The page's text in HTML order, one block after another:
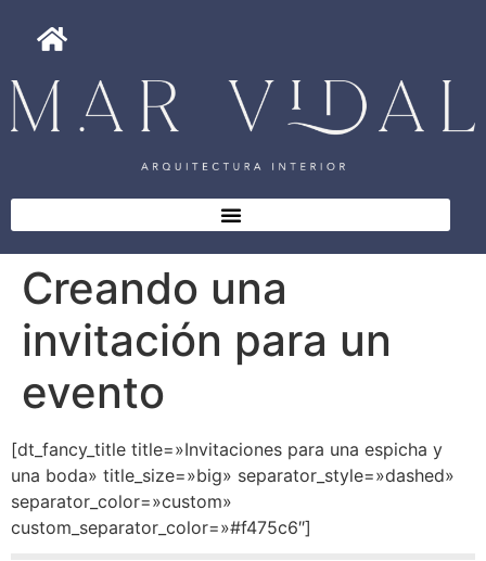
Creando una
invitación para un
evento
[dt_fancy_title title=»Invitaciones para una espicha y
una boda» title_size=»big» separator_style=»dashed»
separator_color=»custom»
custom_separator_color=»#f475c6″]